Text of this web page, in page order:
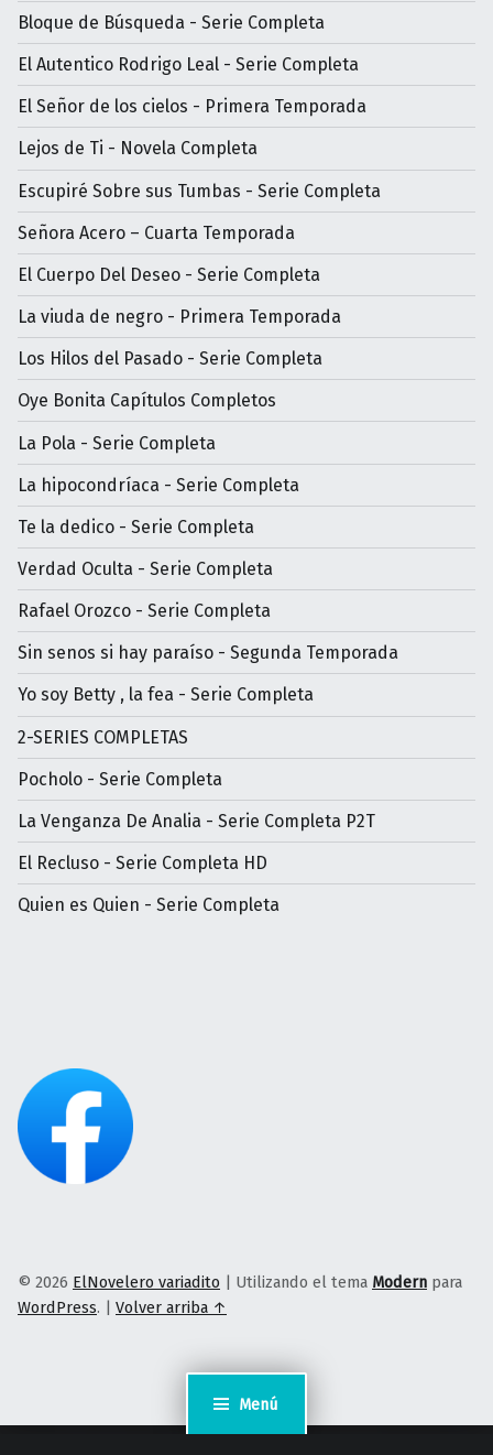
Menú
Bloque de Búsqueda - Serie Completa
El Autentico Rodrigo Leal - Serie Completa
El Señor de los cielos - Primera Temporada
Lejos de Ti - Novela Completa
Escupiré Sobre sus Tumbas - Serie Completa
Señora Acero – Cuarta Temporada
El Cuerpo Del Deseo - Serie Completa
La viuda de negro - Primera Temporada
Los Hilos del Pasado - Serie Completa
Oye Bonita Capítulos Completos
La Pola - Serie Completa
La hipocondríaca - Serie Completa
Te la dedico - Serie Completa
Verdad Oculta - Serie Completa
Rafael Orozco - Serie Completa
Sin senos si hay paraíso - Segunda Temporada
Yo soy Betty , la fea - Serie Completa
2-SERIES COMPLETAS
Pocholo - Serie Completa
La Venganza De Analia - Serie Completa P2T
El Recluso - Serie Completa HD
Quien es Quien - Serie Completa
© 2026 ElNovelero variadito | Utilizando el tema Modern para
WordPress. | Volver arriba ↑